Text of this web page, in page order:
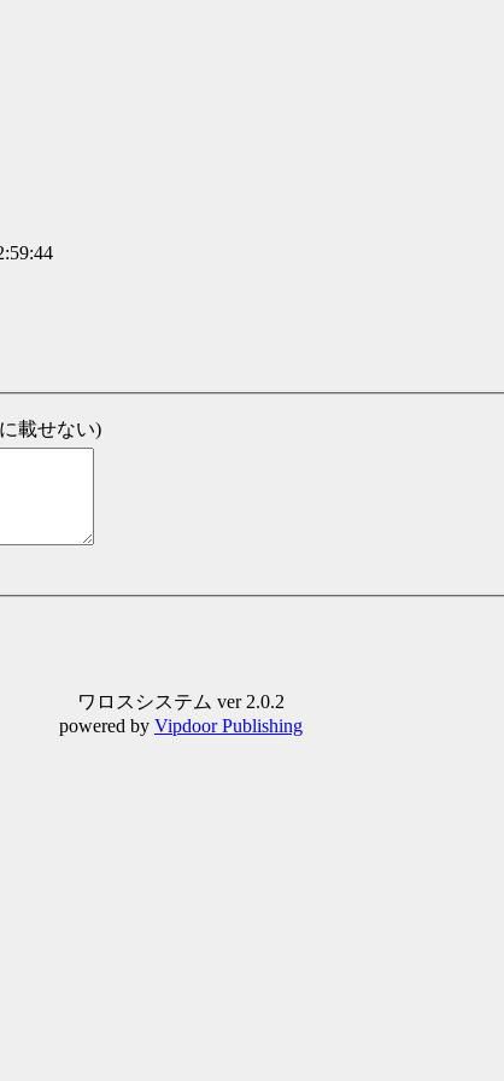
載せない)
ワロスシステム ver 2.0.2
powered by Vipdoor Publishing